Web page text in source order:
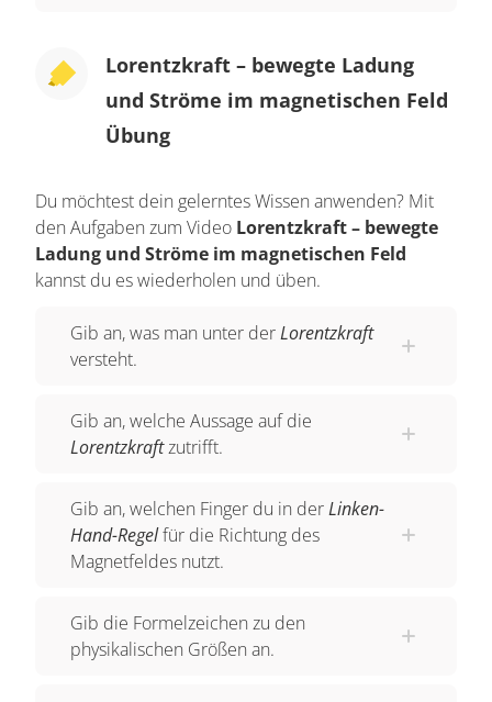
Bewegung senkrecht zur Magnetfeldrichtung
vorliegen. Das heißt, ist die Bewegungsrichtung
genau parallel zur Magnetfeldrichtung, wirkt keine
sich voraussagen mithilfe der Linke-Hand-Regel.
Wir wiederholen noch einmal kurz: Die Linke-
Hand-Regel gilt sowohl für Stromfluss als auch
Zeigefinger und den Mittelfinger in einem rechten
Winkel zueinander halten und dann mit dem
Stromrichtung, also von Minus nach Plus, oder,
für eine negative Ladung, in die
meinen Zeigefinger in Richtung der
magnetischen Feldlinien aus, das heißt von Nord
nach Süd und der übrig gebliebene, der
Lorenzkraft. Natürlich gibt es auch eine Rechte-
Hand-Regel. Bei der Rechte-Hand-Regel zeigt
Lorentzkraft – bewegte Ladung
und Ströme im magnetischen Feld
Übung
Du möchtest dein gelerntes Wissen anwenden? Mit
den Aufgaben zum Video Lorentzkraft – bewegte
Ladung und Ströme im magnetischen Feld
kannst du es wiederholen und üben.
Gib an, was man unter derLorentzkraft
versteht.
Gib an, welche Aussage auf die
Lorentzkraftzutrifft.
Gib an, welchen Finger du in derLinken-
Hand-Regelfür die Richtung des
Magnetfeldes nutzt.
Gib die Formelzeichen zu den
physikalischen Größen an.